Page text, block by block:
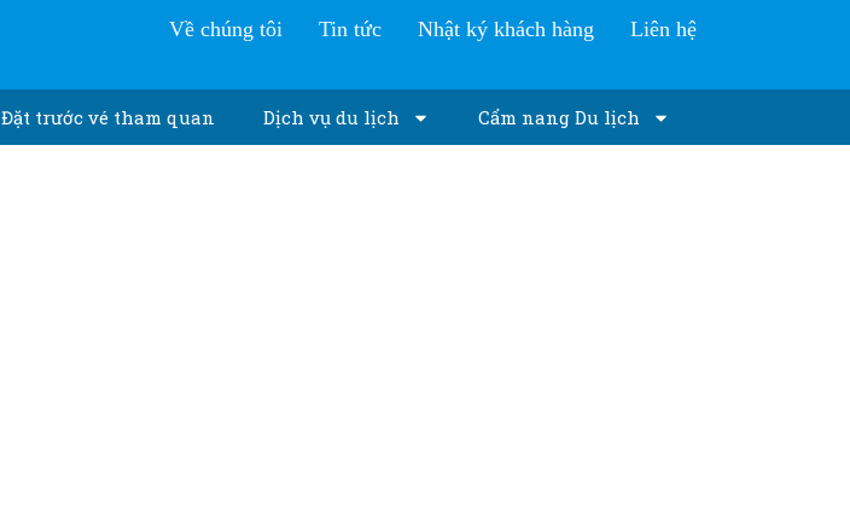
Về chúng tôi Tin tức Nhật ký khách hàng Liên hệ
Đặt trước vé tham quan Dịch vụ du lịch Cẩm nang Du lịch